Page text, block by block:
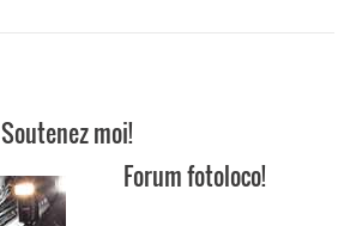
Soutenez moi!
Forum fotoloco!